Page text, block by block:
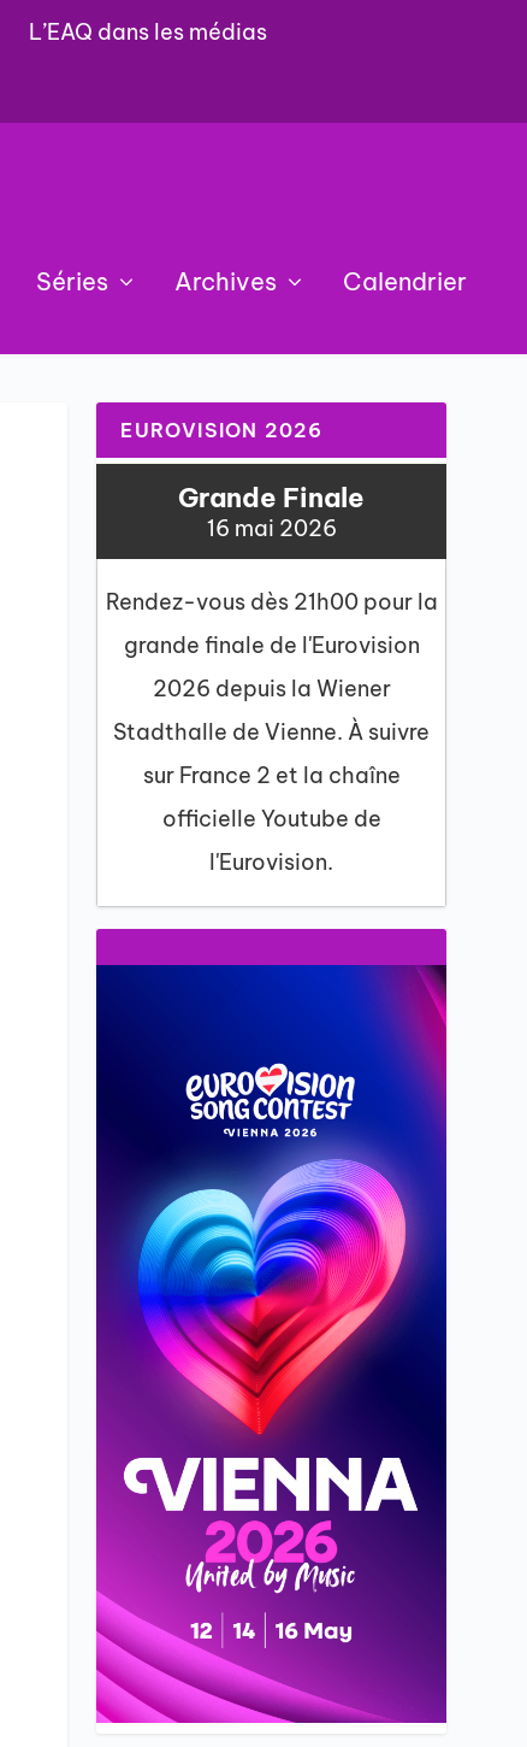
L’EAQ dans les médias
Séries Archives Calendrier
EUROVISION 2026
Grande Finale
16 mai 2026
Rendez-vous dès 21h00 pour la
grande finale de l'Eurovision
2026 depuis la Wiener
Stadthalle de Vienne. À suivre
sur France 2 et la chaîne
officielle Youtube de
l'Eurovision.